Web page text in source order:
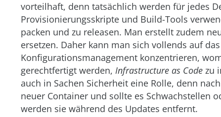
vorteilhaft, denn tatsächlich werden für jedes
Provisionierungsskripte und Build-Tools
packen und zu releasen. Man erstellt zudem
ersetzen. Daher kann man sich vollends auf
Konfigurationsmanagement konzentrieren,
gerechtfertigt werden, Infrastructure as Code zu
auch in Sachen Sicherheit eine Rolle, denn
neuer Container und sollte es Schwachstellen
werden sie während des Updates entfernt.